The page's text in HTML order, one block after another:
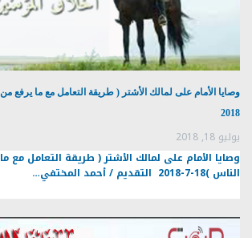
2018
يوليو 18, 2018
وصايا الأمام على لمالك الأشتر ( طريقة التعامل
الناس )18-7-2018 التقديم / أحمد المختفي…